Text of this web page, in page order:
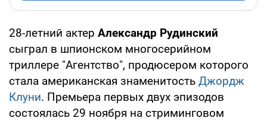
28-летний актер Александр Рудинский
сыграл в шпионском многосерийном
триллере "Агентство", продюсером которого
стала американская знаменитость Джордж
Клуни. Премьера первых двух эпизодов
состоялась 29 ноября на стриминговом